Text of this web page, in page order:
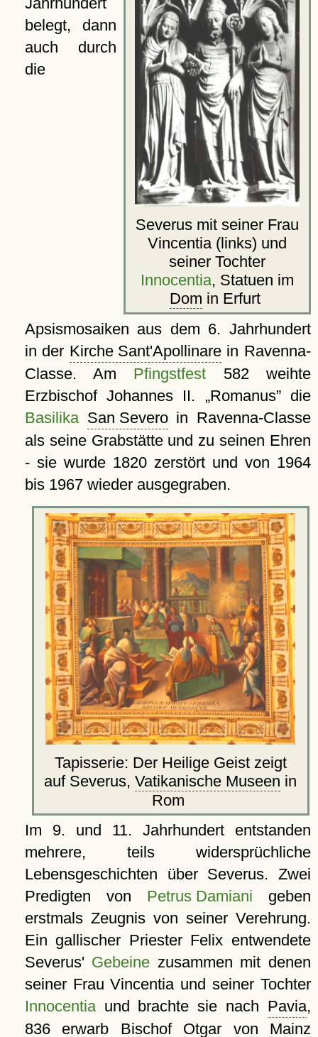
Severus mit seiner Frau
Vincentia (links) und
seiner Tochter
Innocentia, Statuen im
Dom in Erfurt
belegt, dann
auch durch
die
Apsismosaiken aus dem 6. Jahrhundert
in der Kirche Sant'Apollinarein Ravenna-
Classe. Am Pfingstfest 582 weihte
Erzbischof Johannes II.
Romanus die
Basilika San Severoin Ravenna-Classe
als seine Grabstätte und zu seinen Ehren
- sie wurde 1820 zerstört und von 1964
bis 1967 wieder ausgegraben.
Tapisserie: Der Heilige Geist zeigt
auf Severus,Vatikanische Museen in
Rom
Im 9. und 11. Jahrhundert entstanden
mehrere, teils widersprüchliche
Lebensgeschichten über Severus. Zwei
Predigten von Petrus Damiani geben
erstmals Zeugnis von seiner Verehrung.
Ein gallischer Priester Felix entwendete
Severus' Gebeine zusammen mit denen
seiner Frau Vincentia und seiner Tochter
Innocentiaund brachte sie nach Pavia,
836 erwarb Bischof Otgar von Mainz